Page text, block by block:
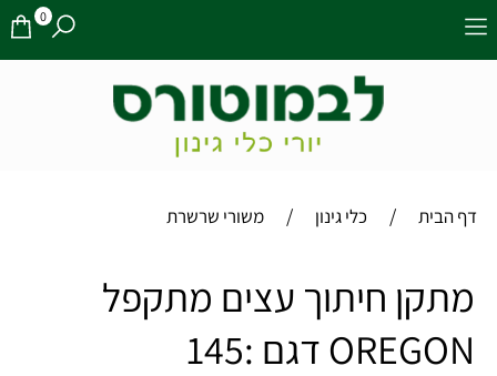
0
דף הבית / כלי גינון / משורי שרשרת
מתקן חיתוך עצים מתקפל
OREGON דגם :145